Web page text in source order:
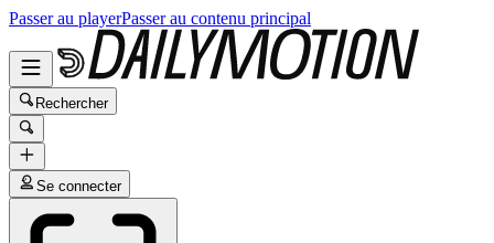
Passer au playerPasser au contenu principal
Rechercher
Se connecter